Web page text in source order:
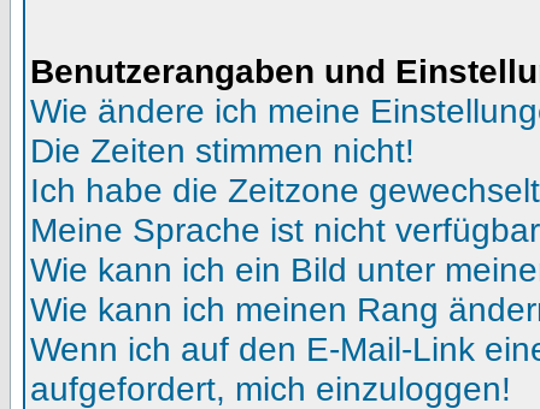
Benutzerangaben und
Wie ändere ich meine
Die Zeiten stimmen nicht!
Ich habe die Zeitzone
Meine Sprache ist nicht
Wie kann ich ein Bild unter
Wie kann ich meinen Rang
Wenn ich auf den E-Mail-Link
aufgefordert, mich einzuloggen!